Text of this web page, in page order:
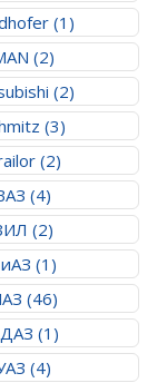
(1)
(2)
(2)
(3)
(2)
(4)
(2)
(1)
(46)
(1)
(4)